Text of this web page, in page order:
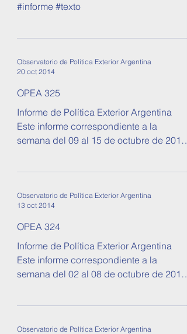
#informe #texto
Observatorio de Política Exterior Argentina
20 oct 2014
OPEA 325
Informe de Política Exterior Argentina
Este informe correspondiente a la
semana del 09 al 15 de octubre de 2014.
Observatorio de Política Exterior Argentina
13 oct 2014
OPEA 324
Informe de Política Exterior Argentina
Este informe correspondiente a la
semana del 02 al 08 de octubre de 2014.
Observatorio de Política Exterior Argentina